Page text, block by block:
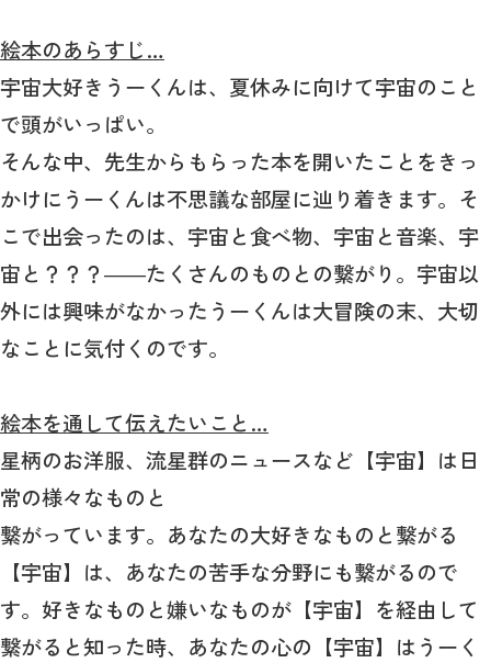
絵本のあらすじ…
宇宙大好きうーくんは、夏休みに向けて宇宙のこと
で頭がいっぱい。
そんな中、先生からもらった本を開いたことをきっ
かけにうーくんは不思議な部屋に辿り着きます。そ
こで出会ったのは、宇宙と食べ物、宇宙と音楽、宇
宙と？？？――たくさんのものとの繋がり。宇宙以
外には興味がなかったうーくんは大冒険の末、大切
なことに気付くのです。
絵本を通して伝えたいこと…
星柄のお洋服、流星群のニュースなど【宇宙】は日
常の様々なものと
繋がっています。あなたの大好きなものと繋がる
【宇宙】は、あなたの苦手な分野にも繋がるので
す。好きなものと嫌いなものが【宇宙】を経由して
繋がると知った時、あなたの心の【宇宙】はうーく